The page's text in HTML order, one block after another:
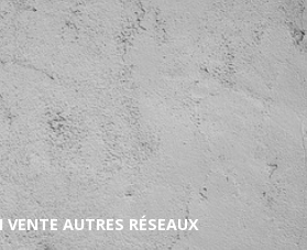
VENTE AUTRES RÉSEAUX